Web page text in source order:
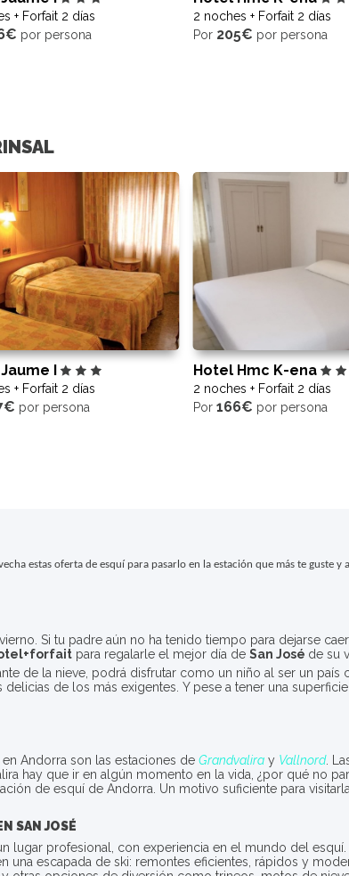
+ Forfait 2 días
por persona
2 noches + Forfait 2 días
Por 205€ por persona
I
+ Forfait 2 días
por persona
Hotel Hmc K-ena
2 noches + Forfait 2 días
Por 166€ por persona
estas oferta de esquí para pasarlo en la estación que más te guste
Si tu padre aún no ha tenido tiempo para dejarse
para regalarle el mejor día deSan José de su
de la nieve, podrá disfrutar como un niño al ser un país
de los más exigentes. Y pese a tener una
Andorra son las estaciones deGrandvalira y Vallnord.
hay que ir en algún momento en la vida, ¿por qué no
de esquí de Andorra. Un motivo suficiente para visitarla.
SAN JOSÉ
lugar profesional, con experiencia en el mundo del
una escapada de ski: remontes eficientes, rápidos y